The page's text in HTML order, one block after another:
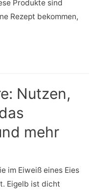
Produkte sind
Rezept bekommen,
Nutzen,
mehr
im Eiweiß eines Eies
Eigelb ist dicht